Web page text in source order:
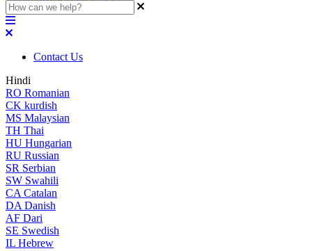
Contact Us
Hindi
RO Romanian
CK kurdish
MS Malaysian
TH Thai
HU Hungarian
RU Russian
SR Serbian
SW Swahili
CA Catalan
DA Danish
AF Dari
SE Swedish
IL Hebrew